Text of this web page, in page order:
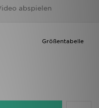
abspielen
Größentabelle